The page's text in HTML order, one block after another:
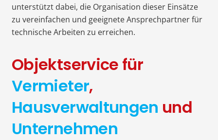
unterstützt dabei, die Organisation dieser Einsätze
zu vereinfachen und geeignete Ansprechpartner für
technische Arbeiten zu erreichen.
Objektservice für
Vermieter,
Hausverwaltungen und
Unternehmen